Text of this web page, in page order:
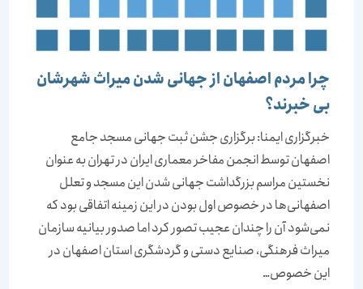
چرا مردم اصفهان از جهانی شدن میراث شهرشان
بی خبرند؟
خبرگزاری ایمنا: برگزاری جشن ثبت جهانی مسجد جامع
اصفهان توسط انجمن مفاخر معماری ایران در تهران به عنوان
نخستین مراسم بزرگداشت جهانی شدن این مسجد و تعلل
اصفهانی‌ها در خصوص اول بودن در این زمینه اتفاقی بود که
نمی‌شود آن را چندان عجیب تصور کرد اما صدور بیانیه سازمان
میراث فرهنگی، صنایع دستی و گردشگری استان اصفهان در
این خصوص…